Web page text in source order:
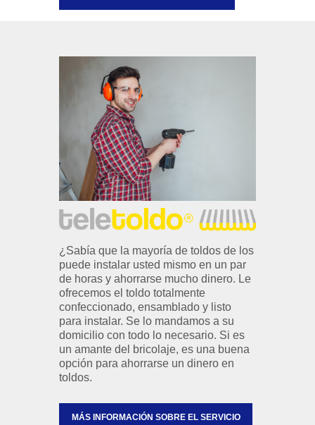
¿Sabía que la mayoría de toldos de los
puede instalar usted mismo en un par
de horas y ahorrarse mucho dinero. Le
ofrecemos el toldo totalmente
confeccionado, ensamblado y listo
para instalar. Se lo mandamos a su
domicilio con todo lo necesario. Si es
un amante del bricolaje, es una buena
opción para ahorrarse un dinero en
toldos.
MÁS INFORMACIÓN SOBRE EL SERVICIO